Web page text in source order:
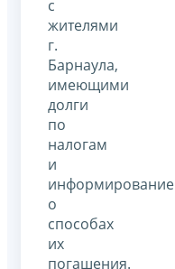
с
жителями
г.
Барнаула,
имеющими
долги
по
налогам
и
информирование
о
способах
их
погашения.